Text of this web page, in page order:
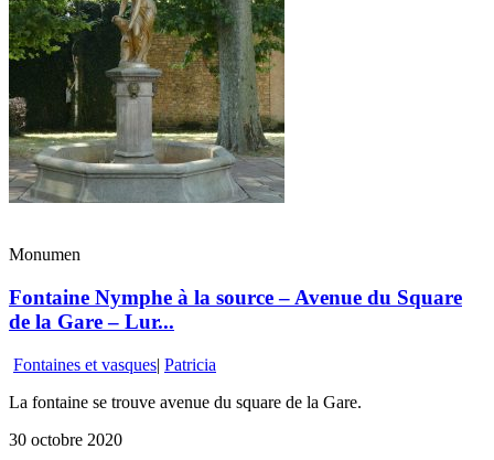
Monumen
Fontaine Nymphe à la source – Avenue du Square
de la Gare – Lur...
Fontaines et vasques| Patricia
La fontaine se trouve avenue du square de la Gare.
30 octobre 2020